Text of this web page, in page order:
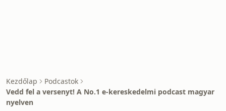
Kezdőlap
Podcastok
Vedd fel a versenyt! A No.1 e-kereskedelmi podcast magyar
nyelven